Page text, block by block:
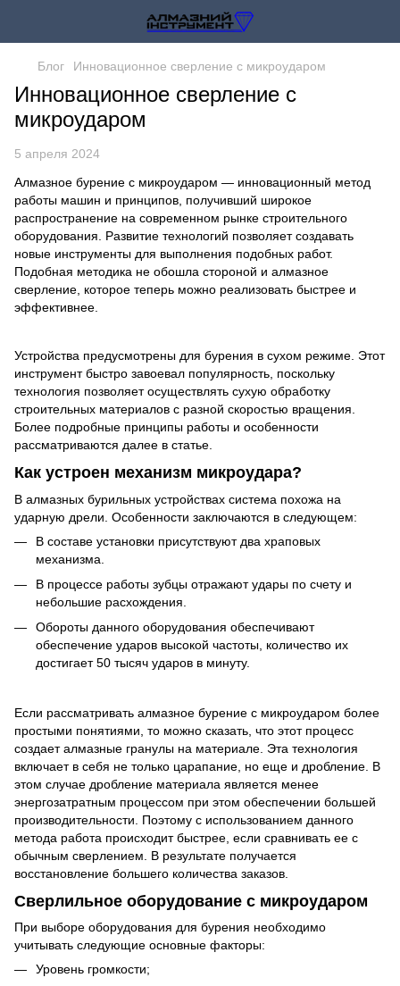
Блог Инновационное сверление с микроударом
Инновационное сверление с
микроударом
5 апреля 2024
Алмазное бурение с микроударом — инновационный метод
работы машин и принципов, получивший широкое
распространение на современном рынке строительного
оборудования. Развитие технологий позволяет создавать
новые инструменты для выполнения подобных работ.
Подобная методика не обошла стороной и алмазное
сверление, которое теперь можно реализовать быстрее и
эффективнее.
Устройства предусмотрены для бурения в сухом режиме. Этот
инструмент быстро завоевал популярность, поскольку
технология позволяет осуществлять сухую обработку
строительных материалов с разной скоростью вращения.
Более подробные принципы работы и особенности
рассматриваются далее в статье.
Как устроен механизм микроудара?
В алмазных бурильных устройствах система похожа на
ударную дрели. Особенности заключаются в следующем:
В составе установки присутствуют два храповых
механизма.
В процессе работы зубцы отражают удары по счету и
небольшие расхождения.
Обороты данного оборудования обеспечивают
обеспечение ударов высокой частоты, количество их
достигает 50 тысяч ударов в минуту.
Если рассматривать алмазное бурение с микроударом более
простыми понятиями, то можно сказать, что этот процесс
создает алмазные гранулы на материале. Эта технология
включает в себя не только царапание, но еще и дробление. В
этом случае дробление материала является менее
энергозатратным процессом при этом обеспечении большей
производительности. Поэтому с использованием данного
метода работа происходит быстрее, если сравнивать ее с
обычным сверлением. В результате получается
восстановление большего количества заказов.
Сверлильное оборудование с микроударом
При выборе оборудования для бурения необходимо
учитывать следующие основные факторы:
Уровень громкости;